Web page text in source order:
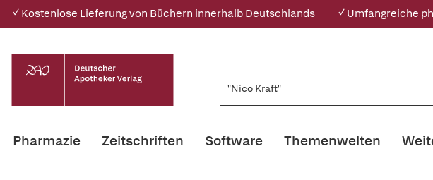
✓ Kostenlose Lieferung von Büchern innerhalb Deutschlands ✓ Umfangreiche
Pharmazie Zeitschriften Software Themenwelten